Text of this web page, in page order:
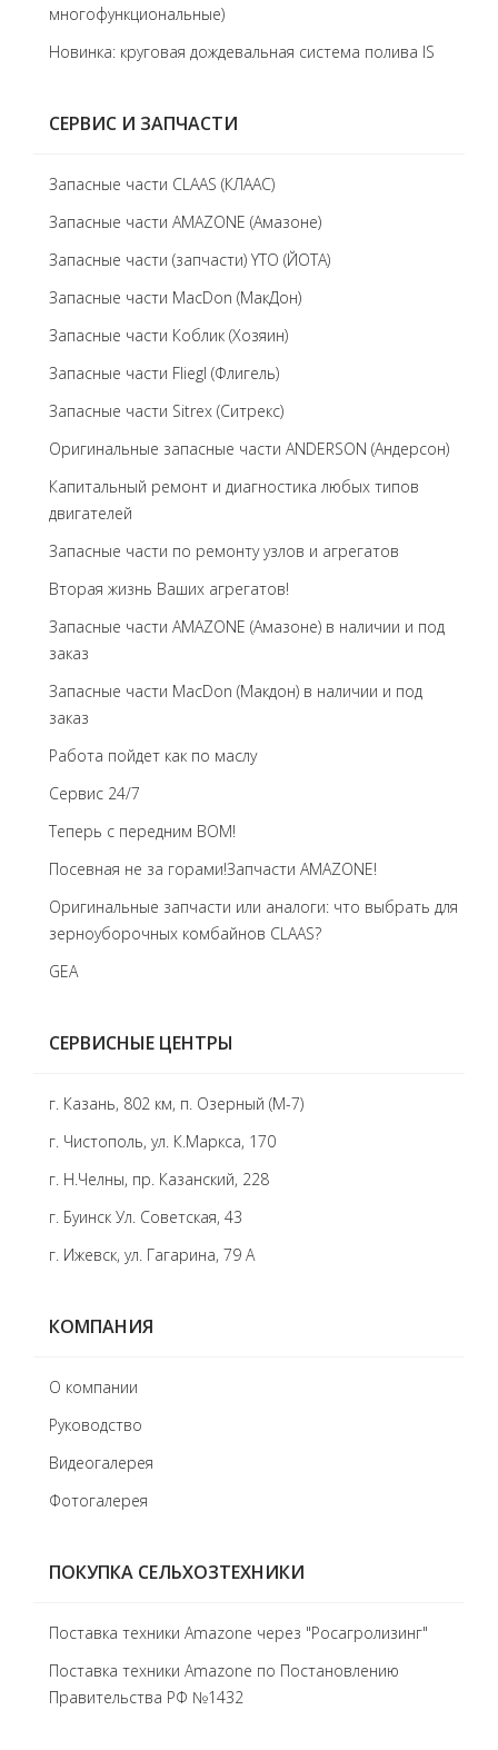
многофункциональные)
Новинка: круговая дождевальная система полива IS
СЕРВИС И ЗАПЧАСТИ
Запасные части CLAAS (КЛААС)
Запасные части AMAZONE (Амазоне)
Запасные части (запчасти) YTO (ЙОТА)
Запасные части MacDon (МакДон)
Запасные части Коблик (Хозяин)
Запасные части Fliegl (Флигель)
Запасные части Sitrex (Ситрекс)
Оригинальные запасные части ANDERSON (Андерсон)
Капитальный ремонт и диагностика любых типов
двигателей
Запасные части по ремонту узлов и агрегатов
Вторая жизнь Ваших агрегатов!
Запасные части AMAZONE (Амазоне) в наличии и под
заказ
Запасные части MacDon (Макдон) в наличии и под
заказ
Работа пойдет как по маслу
Сервис 24/7
Теперь с передним BOM!
Посевная не за горами!Запчасти AMAZONE!
Оригинальные запчасти или аналоги: что выбрать для
зерноуборочных комбайнов CLAAS?
GEA
СЕРВИСНЫЕ ЦЕНТРЫ
г. Казань, 802 км, п. Озерный (М-7)
г. Чистополь, ул. К.Маркса, 170
г. Н.Челны, пр. Казанский, 228
г. Буинск Ул. Советская, 43
г. Ижевск, ул. Гагарина, 79 А
КОМПАНИЯ
О компании
Руководство
Видеогалерея
Фотогалерея
ПОКУПКА СЕЛЬХОЗТЕХНИКИ
Поставка техники Amazone через "Росагролизинг"
Поставка техники Amazone по Постановлению
Правительства РФ №1432